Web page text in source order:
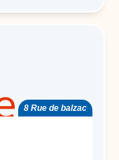
8 Rue de balzac